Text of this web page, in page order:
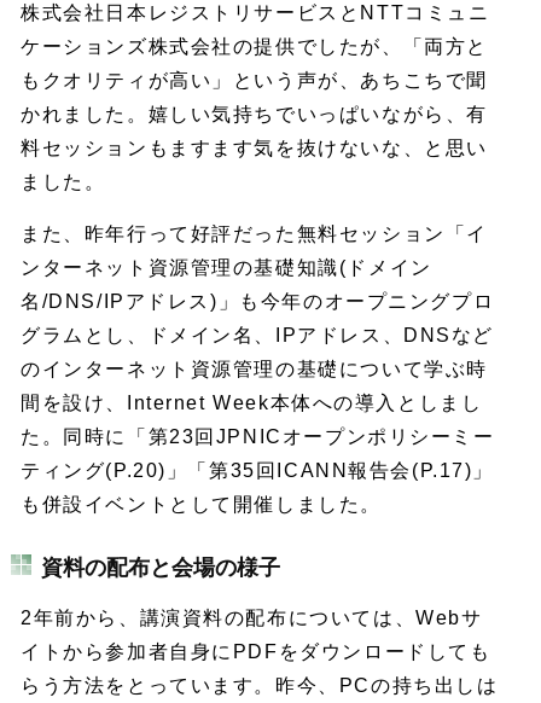
株式会社日本レジストリサービスとNTTコミュニ
ケーションズ株式会社の提供でしたが、「両方と
もクオリティが高い」という声が、あちこちで聞
かれました。嬉しい気持ちでいっぱいながら、有
料セッションもますます気を抜けないな、と思い
ました。
また、昨年行って好評だった無料セッション「イ
ンターネット資源管理の基礎知識(ドメイン
名/DNS/IPアドレス)」も今年のオープニングプロ
グラムとし、ドメイン名、IPアドレス、DNSなど
のインターネット資源管理の基礎について学ぶ時
間を設け、Internet Week本体への導入としまし
た。同時に「第23回JPNICオープンポリシーミー
ティング(P.20)」「第35回ICANN報告会(P.17)」
も併設イベントとして開催しました。
資料の配布と会場の様子
2年前から、講演資料の配布については、Webサ
イトから参加者自身にPDFをダウンロードしても
らう方法をとっています。昨今、PCの持ち出しは